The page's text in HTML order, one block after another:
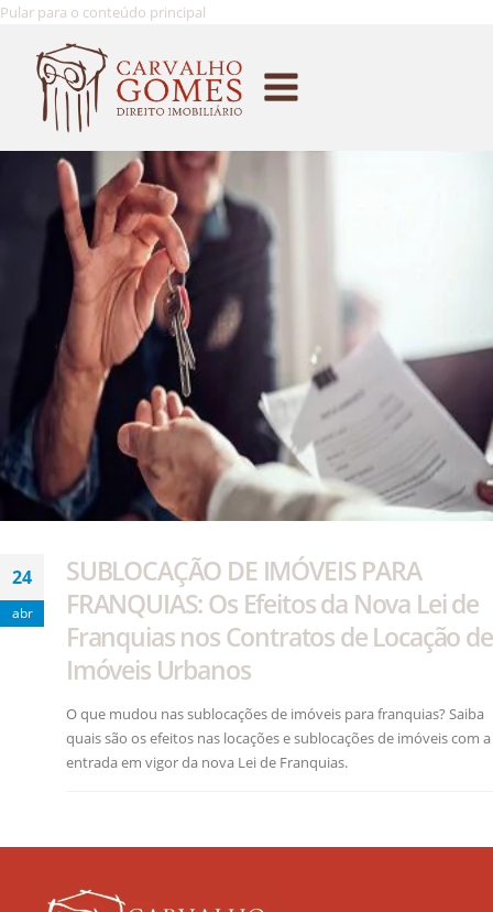
Pular para o conteúdo principal
24
abr
SUBLOCAÇÃO DE IMÓVEIS PARA
FRANQUIAS: Os Efeitos da Nova Lei de
Franquias nos Contratos de Locação de
Imóveis Urbanos
O que mudou nas sublocações de imóveis para franquias? Saiba
quais são os efeitos nas locações e sublocações de imóveis com a
entrada em vigor da nova Lei de Franquias.